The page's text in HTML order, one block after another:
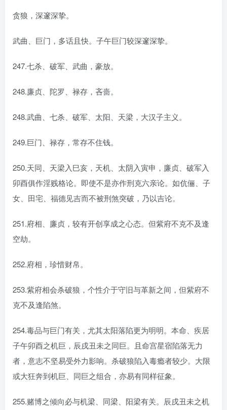
贪狼，深邃深挚。
武曲、巨门，多话且快。子午巨门较深邃深挚。
247.七杀、破军、武曲，豪放。
248.廉贞、陀罗、禄存，吝啬。
248.武曲、七杀、破军、太阳、天梁，大汉子主义。
249.巨门、禄存，常存不住钱。
250.天同、天梁入巳亥，天机、太阴入寅申，廉贞、破军入
卯酉俱作淫贱格论。即使不是亦作刑克六亲论。如伉俪、子
女、田宅、福德见吉而不被刑煞突破，乃以吉论。
251.府相、廉贞，较有开创享成之心态。但紫府不克不及逢
空劫。
252.府相，珍惜财帛。
253.紫府相会杀破狼，个性介于守旧与革新之间，但紫府不
克不及逢陷煞。
254.毒品与巨门有关，尤其太阳落陷更为明明。本命、疾居
子午卯酉之机巨，辰戌丑未之同巨。且命宫星宿陷落无力
者，意志不坚易受外力影响。杀破狼陷入毒瘾者较少。大限
或大狂奔到机巨、同巨之组合，亦易有同样征象。
255.赌博之倾向必与机梁、同梁、阳梁有关。辰戌丑未之机